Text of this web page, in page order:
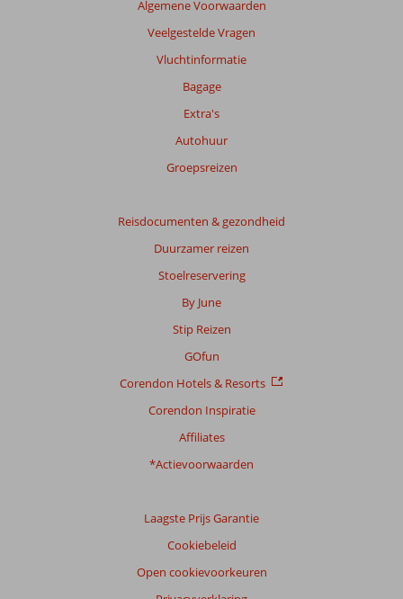
Algemene Voorwaarden
Veelgestelde Vragen
Vluchtinformatie
Bagage
Extra's
Autohuur
Groepsreizen
Reisdocumenten & gezondheid
Duurzamer reizen
Stoelreservering
By June
Stip Reizen
GOfun
Corendon Hotels & Resorts
Corendon Inspiratie
Affiliates
*Actievoorwaarden
Laagste Prijs Garantie
Cookiebeleid
Open cookievoorkeuren